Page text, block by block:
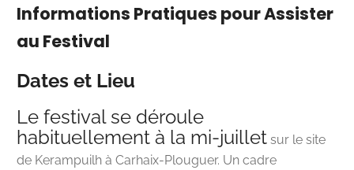
Informations Pratiques pour Assister
au Festival
Dates et Lieu
Le festival se déroule
habituellement à la mi-juillet sur le site
de Kerampuilh à Carhaix-Plouguer. Un cadre